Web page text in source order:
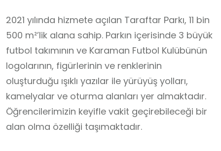
2021 yılında hizmete açılan Taraftar Parkı, 11 bin
500 m²’lik alana sahip. Parkın içerisinde 3 büyük
futbol takımının ve Karaman Futbol Kulübünün
logolarının, figürlerinin ve renklerinin
oluşturduğu ışıklı yazılar ile yürüyüş yolları,
kamelyalar ve oturma alanları yer almaktadır.
Öğrencilerimizin keyifle vakit geçirebileceği bir
alan olma özelliği taşımaktadır.